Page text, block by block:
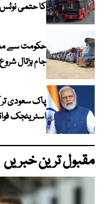
کا حتمی نوٹس
حکومت سے
جام ہڑتال شروع
پاک سعودی
اسٹریٹجک
مقبول ترین خبریں